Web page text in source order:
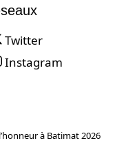
Twitter
Instagram
à Batimat 2026